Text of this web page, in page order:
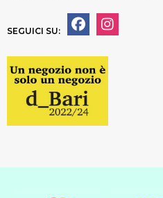
SEGUICI SU: